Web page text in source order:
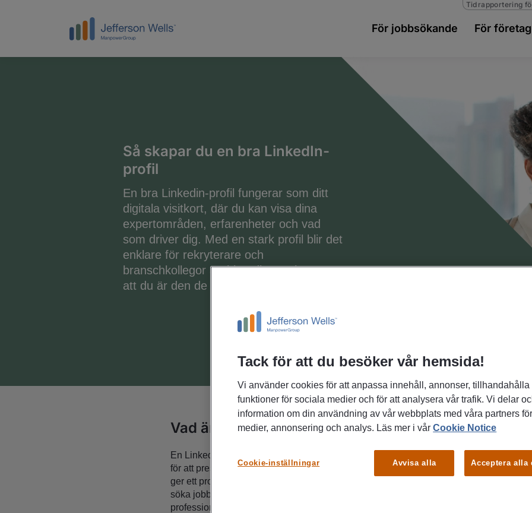
För jobbsökande För företag
Tidrapportering
Så skapar du en bra LinkedIn-
profil
En bra Linkedin-profil fungerar som ditt
digitala visitkort, där du kan visa dina
expertområden, erfarenheter och vad
som driver dig. Med en stark profil blir det
enklare för rekryterare och
branschkollegor att hitta dig – och veta
att du är den de söker!
Vad är en Linkedin-profil?
En LinkedIn-profil är din personliga sida på LinkedIn, designad
för att presentera din kompetens, erfarenhet och intressen. Den
ger ett professionellt första intryck och gör det möjligt att nätverka,
söka jobb och visa din expertis. Tänk på den som din
professionella hubb online, där du kan visa upp ditt värde för potentiella arbetsgivare
Tack för att du besöker vår hemsida!
Vi använder cookies för att anpassa innehåll, annonser, tillhandahålla
funktioner för sociala medier och för att analysera vår trafik. Vi delar
information om din användning av vår webbplats med våra partners
medier, annonsering och analys. Läs mer i vårCookie Notice
Avvisa alla Acceptera alla
Cookie-inställningar